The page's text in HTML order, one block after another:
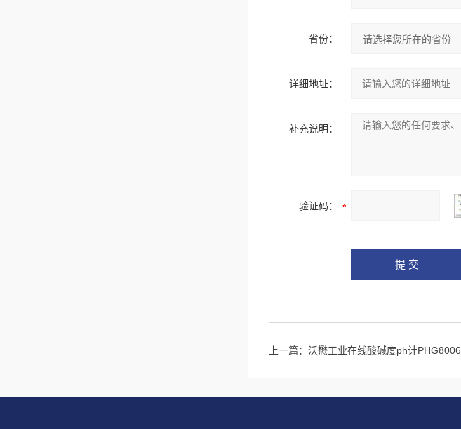
省份：
详细地址：
补充说明：
验证码：
上一篇： 沃懋工业在线酸碱度ph计PHG8006